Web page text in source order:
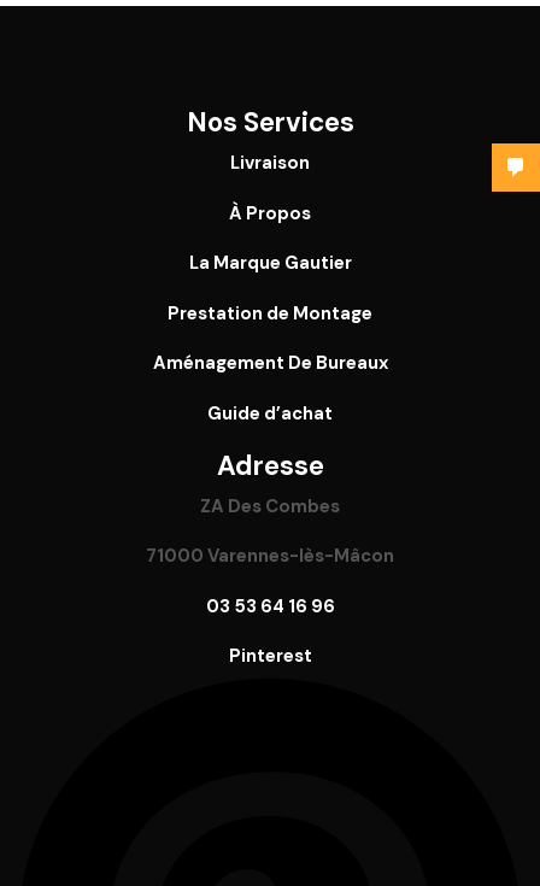
Nos Services
Livraison
À Propos
La Marque Gautier
Prestation de Montage
Aménagement De Bureaux
Guide d’achat
Adresse
ZA Des Combes
71000 Varennes-lès-Mâcon
03 53 64 16 96
Pinterest